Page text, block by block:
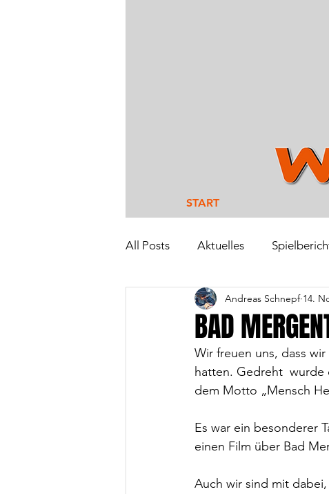
START
All Posts Aktuelles
BAD
Andreas Schnepf 14.
Wir freuen uns, dass
hatten. Gedreht  wurde
dem Motto „Mensch
Es war ein besonderer
einen Film über Bad
Auch wir sind mit